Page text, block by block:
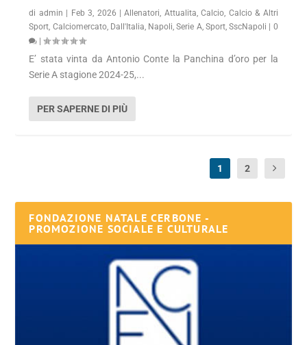
di admin | Feb 3, 2026 |Allenatori, Attualita,Calcio, Calcio & Altri
Sport, Calciomercato, Dall'Italia, Napoli,Serie A, Sport,SscNapoli | 0
|
E’ stata vinta da Antonio Conte la Panchina d’oro per la
Serie A stagione 2024-25,...
PER SAPERNE DI PIÙ
1 2
FONDAZIONE NATALE CERBONE -
PROMOZIONE SOCIALE E CULTURALE